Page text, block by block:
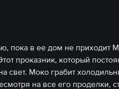
пока в ее дом не приходит
проказник, который
свет. Моко грабит
на все его проделки,